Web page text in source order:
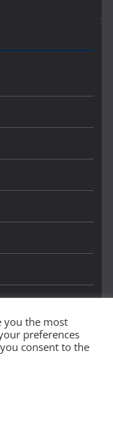
by
you the most
preferences
consent to the